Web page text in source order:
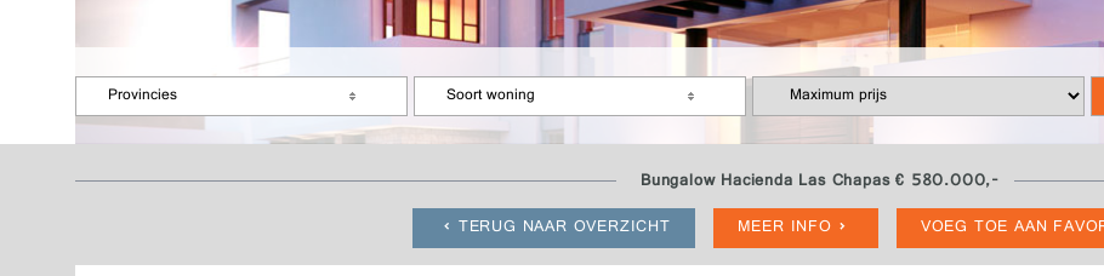
Provincies Soort woning
Bungalow Hacienda Las Chapas € 580.000,-
TERUG NAAR OVERZICHT
MEER INFO VOEG TOE AAN